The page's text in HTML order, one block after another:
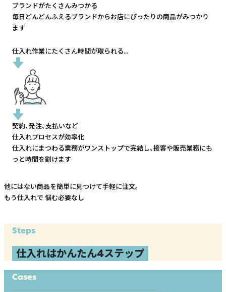
ブランドがたくさんみつかる
毎日どんどんふえるブランドからお店にぴったりの商品がみつかり
ます
仕入れ作業にたくさん時間が取られる...
契約、発注、支払いなど
仕入れプロセスが効率化
仕入れにまつわる業務がワンストップで完結し、接客や販売業務にも
っと時間を割けます
他にはない商品を簡単に見つけて手軽に注文。
もう仕入れで 悩む必要なし
Steps
仕入れはかんたん4ステップ
Cases